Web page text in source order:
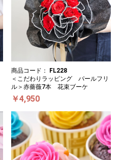
商品コード：
FL228
＜こだわりラッピング パールフリ
ル＞赤薔薇7本 花束ブーケ
￥4,950